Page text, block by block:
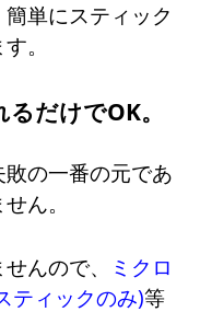
単にスティック
。
だけでOK。
の一番の元であ
ん。
んので、
ミクロ
ティックのみ)等